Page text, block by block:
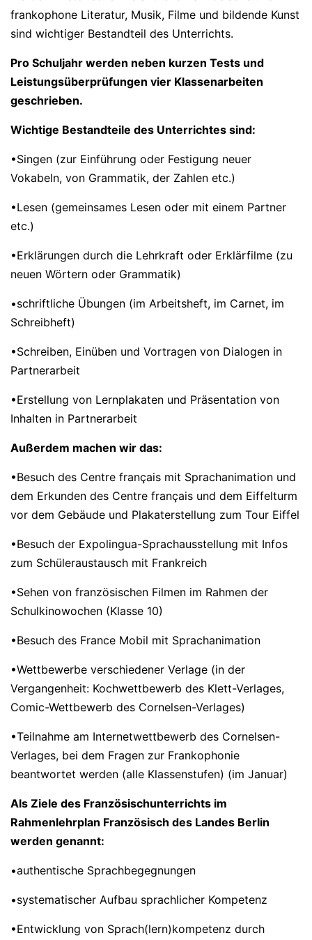
frankophone Literatur, Musik, Filme und bildende Kunst
sind wichtiger Bestandteil des Unterrichts.
Pro Schuljahr werden neben kurzen Tests und
Leistungsüberprüfungen vier Klassenarbeiten
geschrieben.
Wichtige Bestandteile des Unterrichtes sind:
•Singen (zur Einführung oder Festigung neuer
Vokabeln, von Grammatik, der Zahlen etc.)
•Lesen (gemeinsames Lesen oder mit einem Partner
etc.)
•Erklärungen durch die Lehrkraft oder Erklärfilme (zu
neuen Wörtern oder Grammatik)
•schriftliche Übungen (im Arbeitsheft, im Carnet, im
Schreibheft)
•Schreiben, Einüben und Vortragen von Dialogen in
Partnerarbeit
•Erstellung von Lernplakaten und Präsentation von
Inhalten in Partnerarbeit
Außerdem machen wir das:
•Besuch des Centre français mit Sprachanimation und
dem Erkunden des Centre français und dem Eiffelturm
vor dem Gebäude und Plakaterstellung zum Tour Eiffel
•Besuch der Expolingua-Sprachausstellung mit Infos
zum Schüleraustausch mit Frankreich
•Sehen von französischen Filmen im Rahmen der
Schulkinowochen (Klasse 10)
•Besuch des France Mobil mit Sprachanimation
•Wettbewerbe verschiedener Verlage (in der
Vergangenheit: Kochwettbewerb des Klett-Verlages,
Comic-Wettbewerb des Cornelsen-Verlages)
•Teilnahme am Internetwettbewerb des Cornelsen-
Verlages, bei dem Fragen zur Frankophonie
beantwortet werden (alle Klassenstufen) (im Januar)
Als Ziele des Französischunterrichts im
Rahmenlehrplan Französisch des Landes Berlin
werden genannt:
•authentische Sprachbegegnungen
•systematischer Aufbau sprachlicher Kompetenz
•Entwicklung von Sprach(lern)kompetenz durch